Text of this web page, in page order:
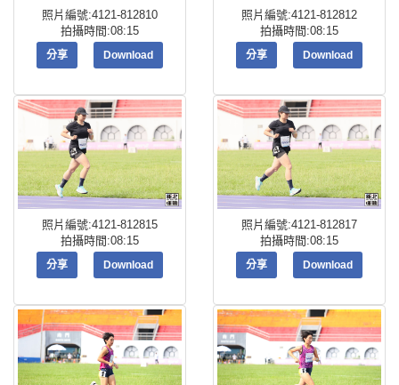
照片編號:4121-812810
拍攝時間:08:15
分享 Download
照片編號:4121-812812
拍攝時間:08:15
分享 Download
照片編號:4121-812815
拍攝時間:08:15
分享 Download
照片編號:4121-812817
拍攝時間:08:15
分享 Download